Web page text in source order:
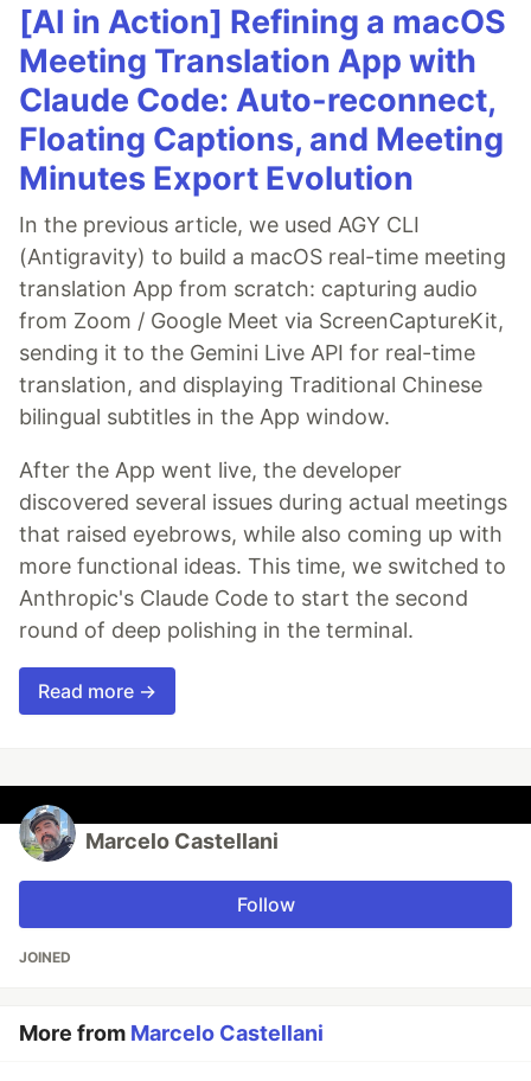
[AI in Action] Refining a macOS
Meeting Translation App with
Claude Code: Auto-reconnect,
Floating Captions, and Meeting
Minutes Export Evolution
In the previous article, we used AGY CLI
(Antigravity) to build a macOS real-time meeting
translation App from scratch: capturing audio
from Zoom / Google Meet via ScreenCaptureKit,
sending it to the Gemini Live API for real-time
translation, and displaying Traditional Chinese
bilingual subtitles in the App window.
After the App went live, the developer
discovered several issues during actual meetings
that raised eyebrows, while also coming up with
more functional ideas. This time, we switched to
Anthropic's Claude Code to start the second
round of deep polishing in the terminal.
Read more →
Marcelo Castellani
Follow
JOINED
More from Marcelo Castellani